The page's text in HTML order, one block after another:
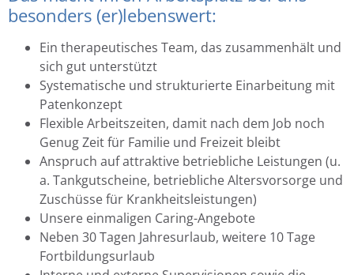
besonders (er)lebenswert:
Ein therapeutisches Team, das zusammenhält und
sich gut unterstützt
Systematische und strukturierte Einarbeitung mit
Patenkonzept
Flexible Arbeitszeiten, damit nach dem Job noch
Genug Zeit für Familie und Freizeit bleibt
Anspruch auf attraktive betriebliche Leistungen (u.
a. Tankgutscheine, betriebliche Altersvorsorge und
Zuschüsse für Krankheitsleistungen)
Unsere einmaligen Caring-Angebote
Neben 30 Tagen Jahresurlaub, weitere 10 Tage
Fortbildungsurlaub